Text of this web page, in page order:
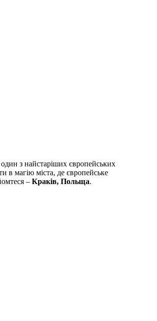
один з найстаріших європейських
в магію міста, де європейське
– Краків, Польща.